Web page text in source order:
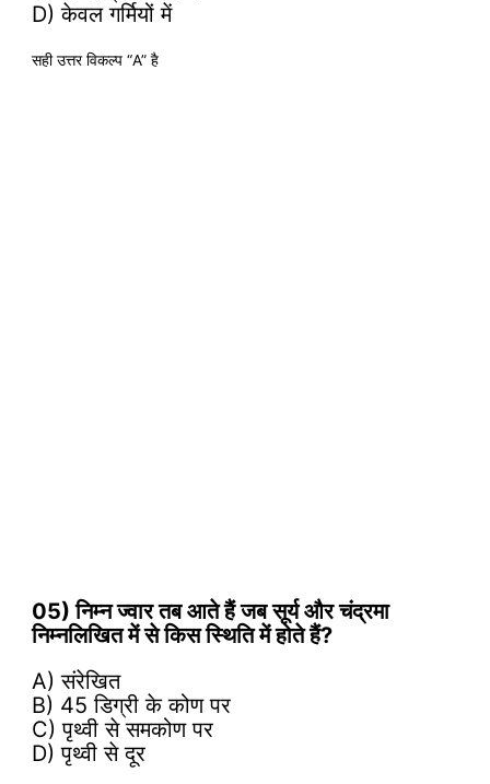
D) केवल गर्मियों में
सही उत्तर विकल्प “A” है
05) निम्न ज्वार तब आते हैं जब सूर्य और चंद्रमा
निम्नलिखित में से किस स्थिति में होते हैं?
A) संरेखित
B) 45 डिग्री के कोण पर
C) पृथ्वी से समकोण पर
D) पृथ्वी से दूर